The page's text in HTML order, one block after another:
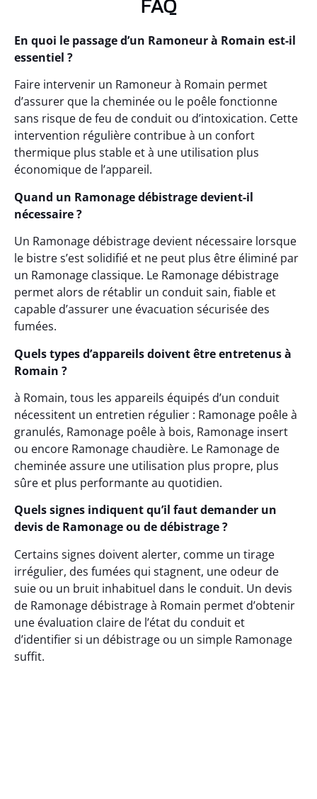
FAQ
En quoi le passage d’un Ramoneur à Romain est-il
essentiel ?
Faire intervenir un Ramoneur à Romain permet
d’assurer que la cheminée ou le poêle fonctionne
sans risque de feu de conduit ou d’intoxication. Cette
intervention régulière contribue à un confort
thermique plus stable et à une utilisation plus
économique de l’appareil.
Quand un Ramonage débistrage devient-il
nécessaire ?
Un Ramonage débistrage devient nécessaire lorsque
le bistre s’est solidifié et ne peut plus être éliminé par
un Ramonage classique. Le Ramonage débistrage
permet alors de rétablir un conduit sain, fiable et
capable d’assurer une évacuation sécurisée des
fumées.
Quels types d’appareils doivent être entretenus à
Romain ?
à Romain, tous les appareils équipés d’un conduit
nécessitent un entretien régulier : Ramonage poêle à
granulés, Ramonage poêle à bois, Ramonage insert
ou encore Ramonage chaudière. Le Ramonage de
cheminée assure une utilisation plus propre, plus
sûre et plus performante au quotidien.
Quels signes indiquent qu’il faut demander un
devis de Ramonage ou de débistrage ?
Certains signes doivent alerter, comme un tirage
irrégulier, des fumées qui stagnent, une odeur de
suie ou un bruit inhabituel dans le conduit. Un devis
de Ramonage débistrage à Romain permet d’obtenir
une évaluation claire de l’état du conduit et
d’identifier si un débistrage ou un simple Ramonage
suffit.